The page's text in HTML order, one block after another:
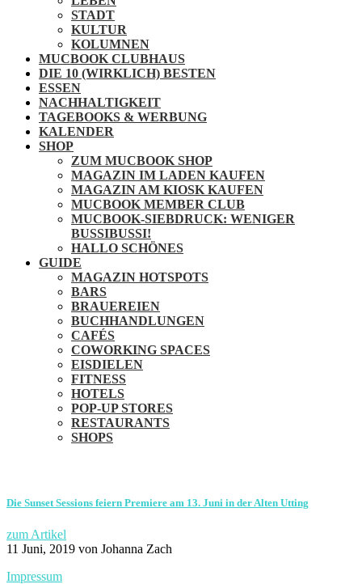
STADT
KULTUR
KOLUMNEN
MUCBOOK CLUBHAUS
DIE 10 (WIRKLICH) BESTEN
ESSEN
NACHHALTIGKEIT
TAGEBOOKS & WERBUNG
KALENDER
SHOP
ZUM MUCBOOK SHOP
MAGAZIN IM LADEN KAUFEN
MAGAZIN AM KIOSK KAUFEN
MUCBOOK MEMBER CLUB
MUCBOOK-SIEBDRUCK: WENIGER
BUSSIBUSSI!
HALLO SCHÖNES
GUIDE
MAGAZIN HOTSPOTS
BARS
BRAUEREIEN
BUCHHANDLUNGEN
CAFÉS
COWORKING SPACES
EISDIELEN
FITNESS
HOTELS
POP-UP STORES
RESTAURANTS
SHOPS
Die Sunset Sessions feiern Premiere am 13. Juni in der Alten Utting
zum Artikel
11 Juni, 2019 von Johanna Zach
Impressum